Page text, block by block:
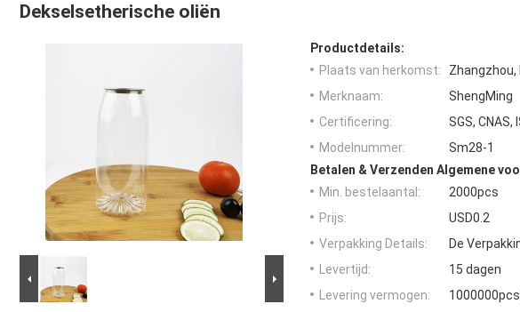
Dekselsetherische oliën
Productdetails:
Plaats van herkomst:
Zhangzhou,
Merknaam:
ShengMing
Certificering:
SGS, CNAS,
Modelnummer:
Sm28-1
Betalen & Verzenden Algemene
Min. bestelaantal:
2000pcs
Prijs:
USD0.2
Verpakking Details:
De
Levertijd:
15 dagen
Levering vermogen: